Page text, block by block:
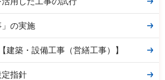
」の実施
建築・設備工事（営繕工事）】
指針